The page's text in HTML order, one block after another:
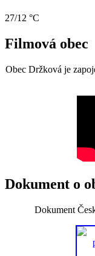
27/12 °C
Filmová obec
Obec Držková je
Dokument o
Dokument